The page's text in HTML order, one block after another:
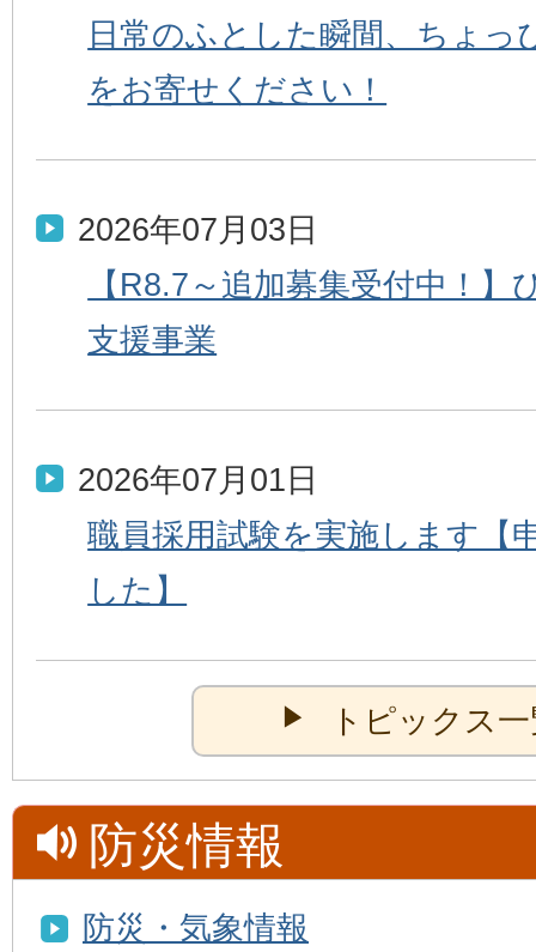
日常のふとした瞬間、ちょっ
をお寄せください！
2026年07月03日
【R8.7～追加募集受付中！】
支援事業
2026年07月01日
職員採用試験を実施します【
した】
トピックス
防災情報
防災・気象情報